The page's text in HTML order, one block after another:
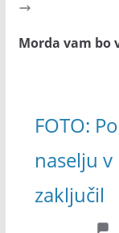
Morda vam bo
FOTO:
naselju v
zaključil